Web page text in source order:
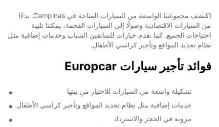
اكتشف مجموعتنا الواسعة من السيارات المتاحة في Campinas. بدءًا
من السيارات الاقتصادية وصولًا إلى السيارات الفخمة، يمكننا تلبية
احتياجات الجميع. كما نقدم خيارات للسائقين الشباب وخدمات إضافية مثل
نظام تحديد المواقع وتأجير كراسي الأطفال.
فوائد تأجير سيارات Europcar
تشكيلة واسعة من السيارات للاختيار من بينها
خدمات إضافية مثل نظام تحديد المواقع وتأجير كراسي الأطفال
مرونة في الحجز والاسترداد